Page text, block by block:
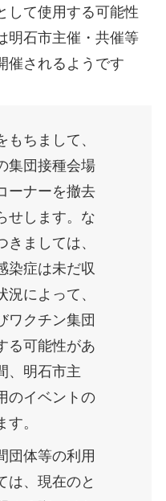
して使用する可能性
明石市主催・共催等
催されるようです
ちまして、
集団接種会場
ーナーを撤去
せします。な
ましては、
染症は未だ収
によって、
ワクチン集団
る可能性があ
、明石市主
のイベントの
。
団体等の利用
は、現在のと